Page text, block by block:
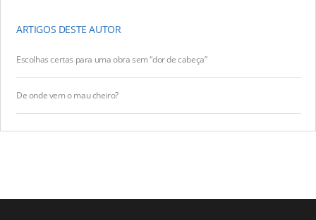
ARTIGOS DESTE AUTOR
Escolhas certas para uma obra sem “dor de cabeça”
De onde vem o mau cheiro?